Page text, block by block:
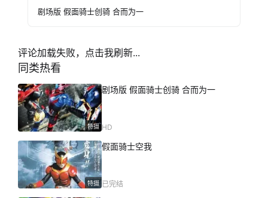
剧场版 假面骑士创骑 合而为一
评论加载失败，点击我刷新...
同类热看
特摄
剧场版 假面骑士创骑 合而为一
HD
特摄
假面骑士空我
已完结